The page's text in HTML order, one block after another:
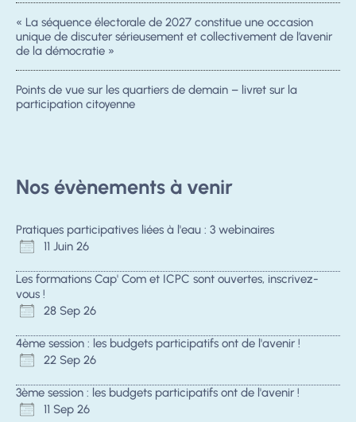
« La séquence électorale de 2027 constitue une occasion
unique de discuter sérieusement et collectivement de l’avenir
de la démocratie »
Points de vue sur les quartiers de demain – livret sur la
participation citoyenne
Nos évènements à venir
Pratiques participatives liées à l'eau : 3 webinaires
11 Juin 26
Les formations Cap' Com et ICPC sont ouvertes, inscrivez-
vous !
28 Sep 26
4ème session : les budgets participatifs ont de l'avenir !
22 Sep 26
3ème session : les budgets participatifs ont de l'avenir !
11 Sep 26